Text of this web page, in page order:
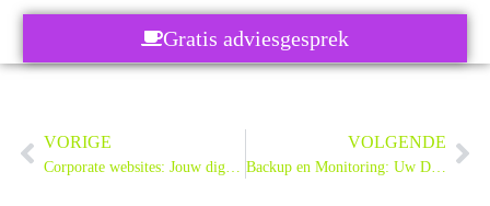
Gratis adviesgesprek
VORIGE VOLGENDE
Backup en Monitoring: Uw Digitale Reddingsboei in 2025